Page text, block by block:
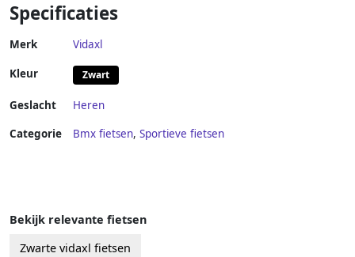
Specificaties
Merk Vidaxl
Kleur Zwart
Geslacht
Heren
Categorie
Bmx fietsen, Sportieve fietsen
Bekijk relevante fietsen
Zwarte vidaxl fietsen